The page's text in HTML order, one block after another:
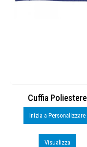
Cuffia Poliestere
Inizia a Personalizzare
Visualizza